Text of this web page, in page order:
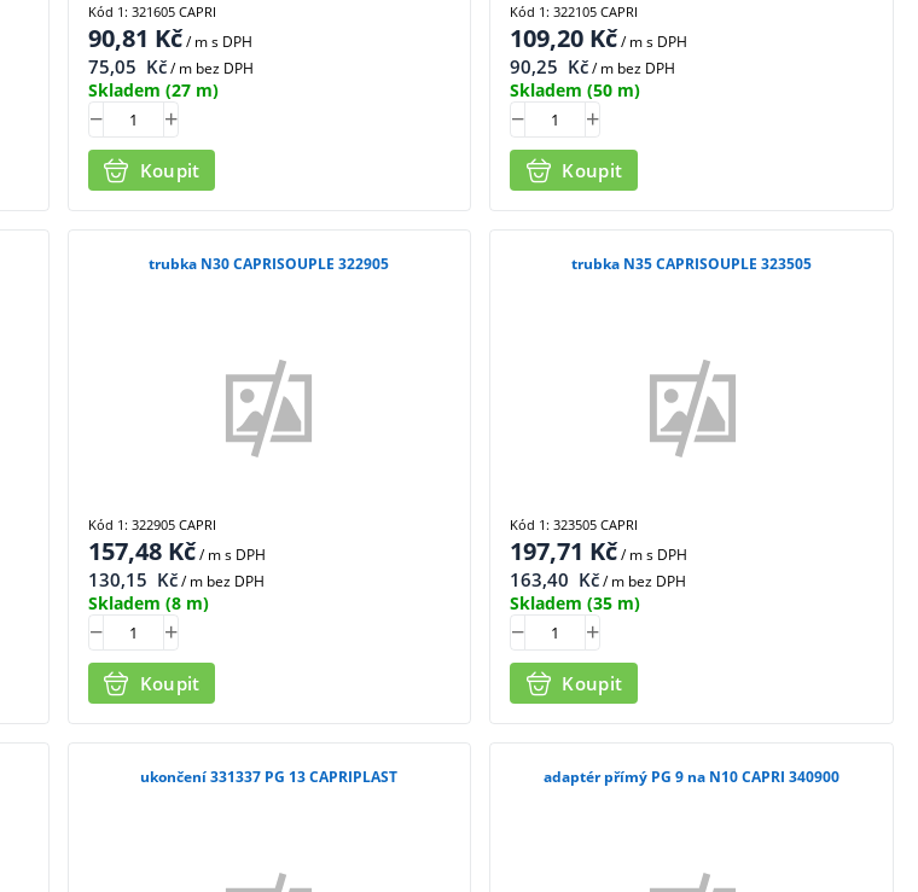
90,81 Kč/ ms DPH
75,05 Kč/ m bez DPH
Skladem (27 m)
Koupit
Kód 1: 321605 CAPRI
109,20 Kč/ ms DPH
90,25 Kč/ m bez DPH
Skladem (50 m)
Koupit
Kód 1: 322105 CAPRI
trubka N30 CAPRISOUPLE 322905
157,48Kč/ ms DPH
130,15 Kč/ m bez DPH
Skladem (8 m)
Koupit
Kód 1: 322905 CAPRI
trubka N35 CAPRISOUPLE 323505
197,71 Kč/ ms DPH
163,40 Kč/ m bez DPH
Skladem (35 m)
Koupit
Kód 1: 323505 CAPRI
ukončení 331337 PG 13 CAPRIPLAST adaptér přímý PG 9 na N10 CAPRI 340900